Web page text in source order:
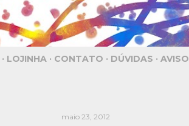
LOJINHA CONTATO DÚVIDAS AVISO
maio 23, 2012